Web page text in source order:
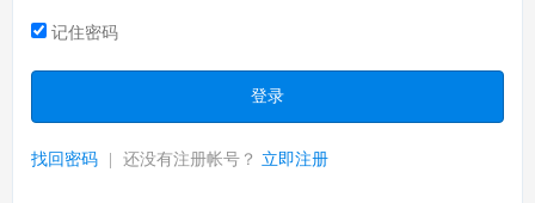
记住密码
登录
找回密码 还没有注册帐号？ 立即注册